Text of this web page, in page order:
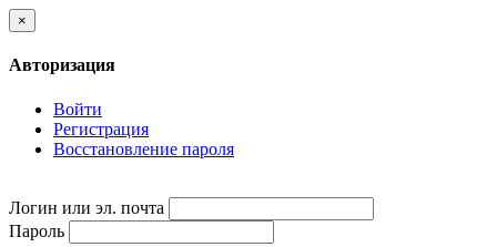
×
Авторизация
Войти
Регистрация
Восстановление пароля
Логин или эл. почта
Пароль